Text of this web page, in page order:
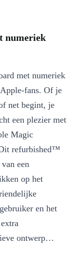
numeriek
met numeriek
fans. Of je
net begint, je
een plezier met
Magic
refurbished™
een
op het
en het
ontwerp
ook indruk met